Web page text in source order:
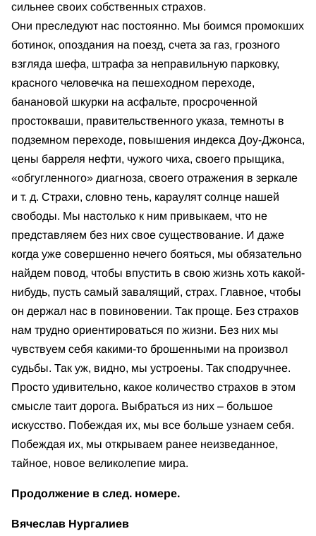
сильнее своих собственных страхов.
Они преследуют нас постоянно. Мы боимся промокших
ботинок, опоздания на поезд, счета за газ, грозного
взгляда шефа, штрафа за неправильную парковку,
красного человечка на пешеходном переходе,
банановой шкурки на асфальте, просроченной
простокваши, правительственного указа, темноты в
подземном переходе, повышения индекса Доу-Джонса,
цены барреля нефти, чужого чиха, своего прыщика,
«обгугленного» диагноза, своего отражения в зеркале
и т. д. Страхи, словно тень, караулят солнце нашей
свободы. Мы настолько к ним привыкаем, что не
представляем без них свое существование. И даже
когда уже совершенно нечего бояться, мы обязательно
найдем повод, чтобы впустить в свою жизнь хоть какой-
нибудь, пусть самый завалящий, страх. Главное, чтобы
он держал нас в повиновении. Так проще. Без страхов
нам трудно ориентироваться по жизни. Без них мы
чувствуем себя какими-то брошенными на произвол
судьбы. Так уж, видно, мы устроены. Так сподручнее.
Просто удивительно, какое количество страхов в этом
смысле таит дорога. Выбраться из них – большое
искусство. Побеждая их, мы все больше узнаем себя.
Побеждая их, мы открываем ранее неизведанное,
тайное, новое великолепие мира.
Продолжение в след. номере.
Вячеслав Нургалиев